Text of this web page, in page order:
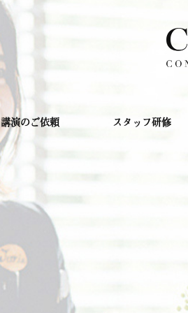
CEO プロフィール
著書紹介
講演のご依頼 スタッフ研修